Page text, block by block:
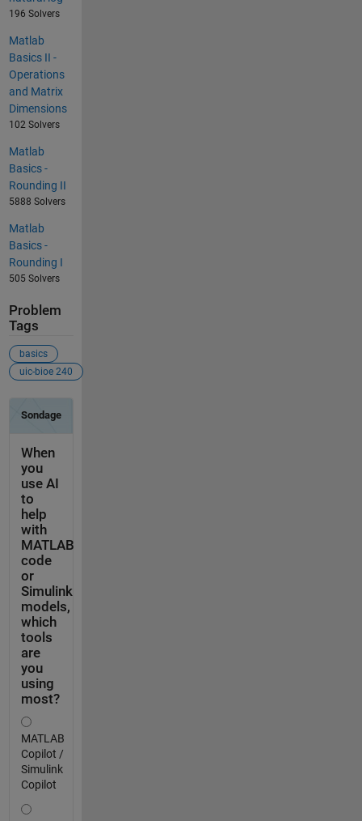
196 Solvers
Matlab
Basics II -
Operations
and Matrix
Dimensions
102 Solvers
Matlab
Basics -
Rounding II
5888 Solvers
Matlab
Basics -
Rounding I
505 Solvers
Problem
Tags
basics
uic-bioe 240